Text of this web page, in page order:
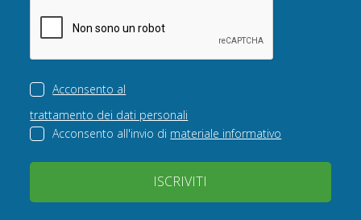
Acconsento al
trattamento dei dati personali
Acconsento all'invio di materiale informativo
ISCRIVITI